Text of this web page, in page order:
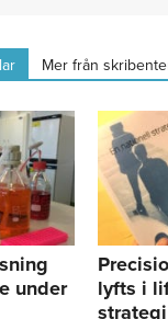
Mer från
under
lyfts i
strategi